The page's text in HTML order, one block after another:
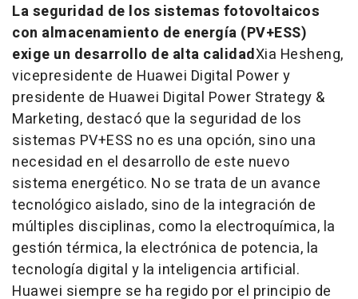
La seguridad de los sistemas fotovoltaicos
con almacenamiento de energía (PV+ESS)
exige un desarrollo de alta calidadXia Hesheng,
vicepresidente de Huawei Digital Power y
presidente de Huawei Digital Power Strategy &
Marketing, destacó que la seguridad de los
sistemas PV+ESS no es una opción, sino una
necesidad en el desarrollo de este nuevo
sistema energético. No se trata de un avance
tecnológico aislado, sino de la integración de
múltiples disciplinas, como la electroquímica, la
gestión térmica, la electrónica de potencia, la
tecnología digital y la inteligencia artificial.
Huawei siempre se ha regido por el principio de